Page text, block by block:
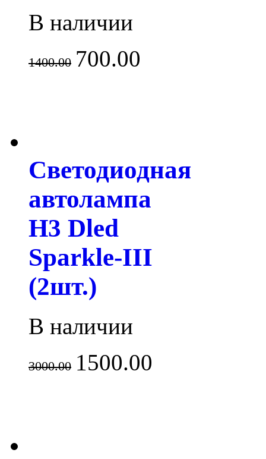
В наличии
1400.00 700.00
Светодиодная
автолампа
H3 Dled
Sparkle-III
(2шт.)
В наличии
3000.00 1500.00